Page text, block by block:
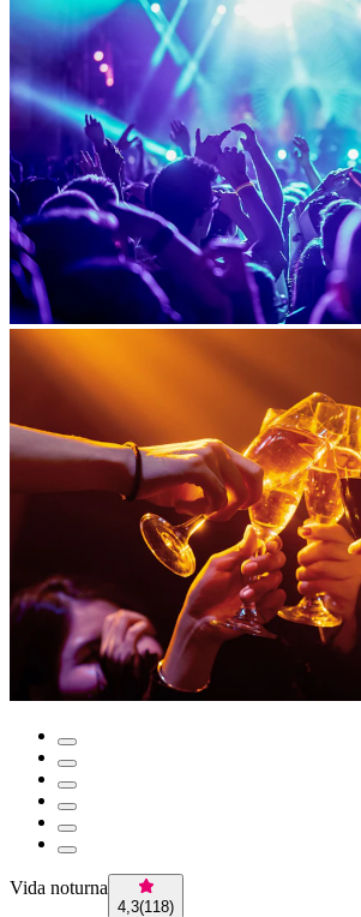
Vida noturna
4,3(118)